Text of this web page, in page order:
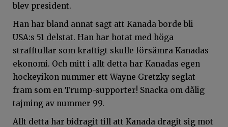
blev president.
Han har bland annat sagt att Kanada borde bli
USA:s 51 delstat. Han har hotat med höga
strafftullar som kraftigt skulle försämra Kanadas
ekonomi. Och mitt i allt detta har Kanadas egen
hockeyikon nummer ett Wayne Gretzky seglat
fram som en Trump-supporter! Snacka om dålig
tajming av nummer 99.
Allt detta har bidragit till att Kanada dragit sig mot